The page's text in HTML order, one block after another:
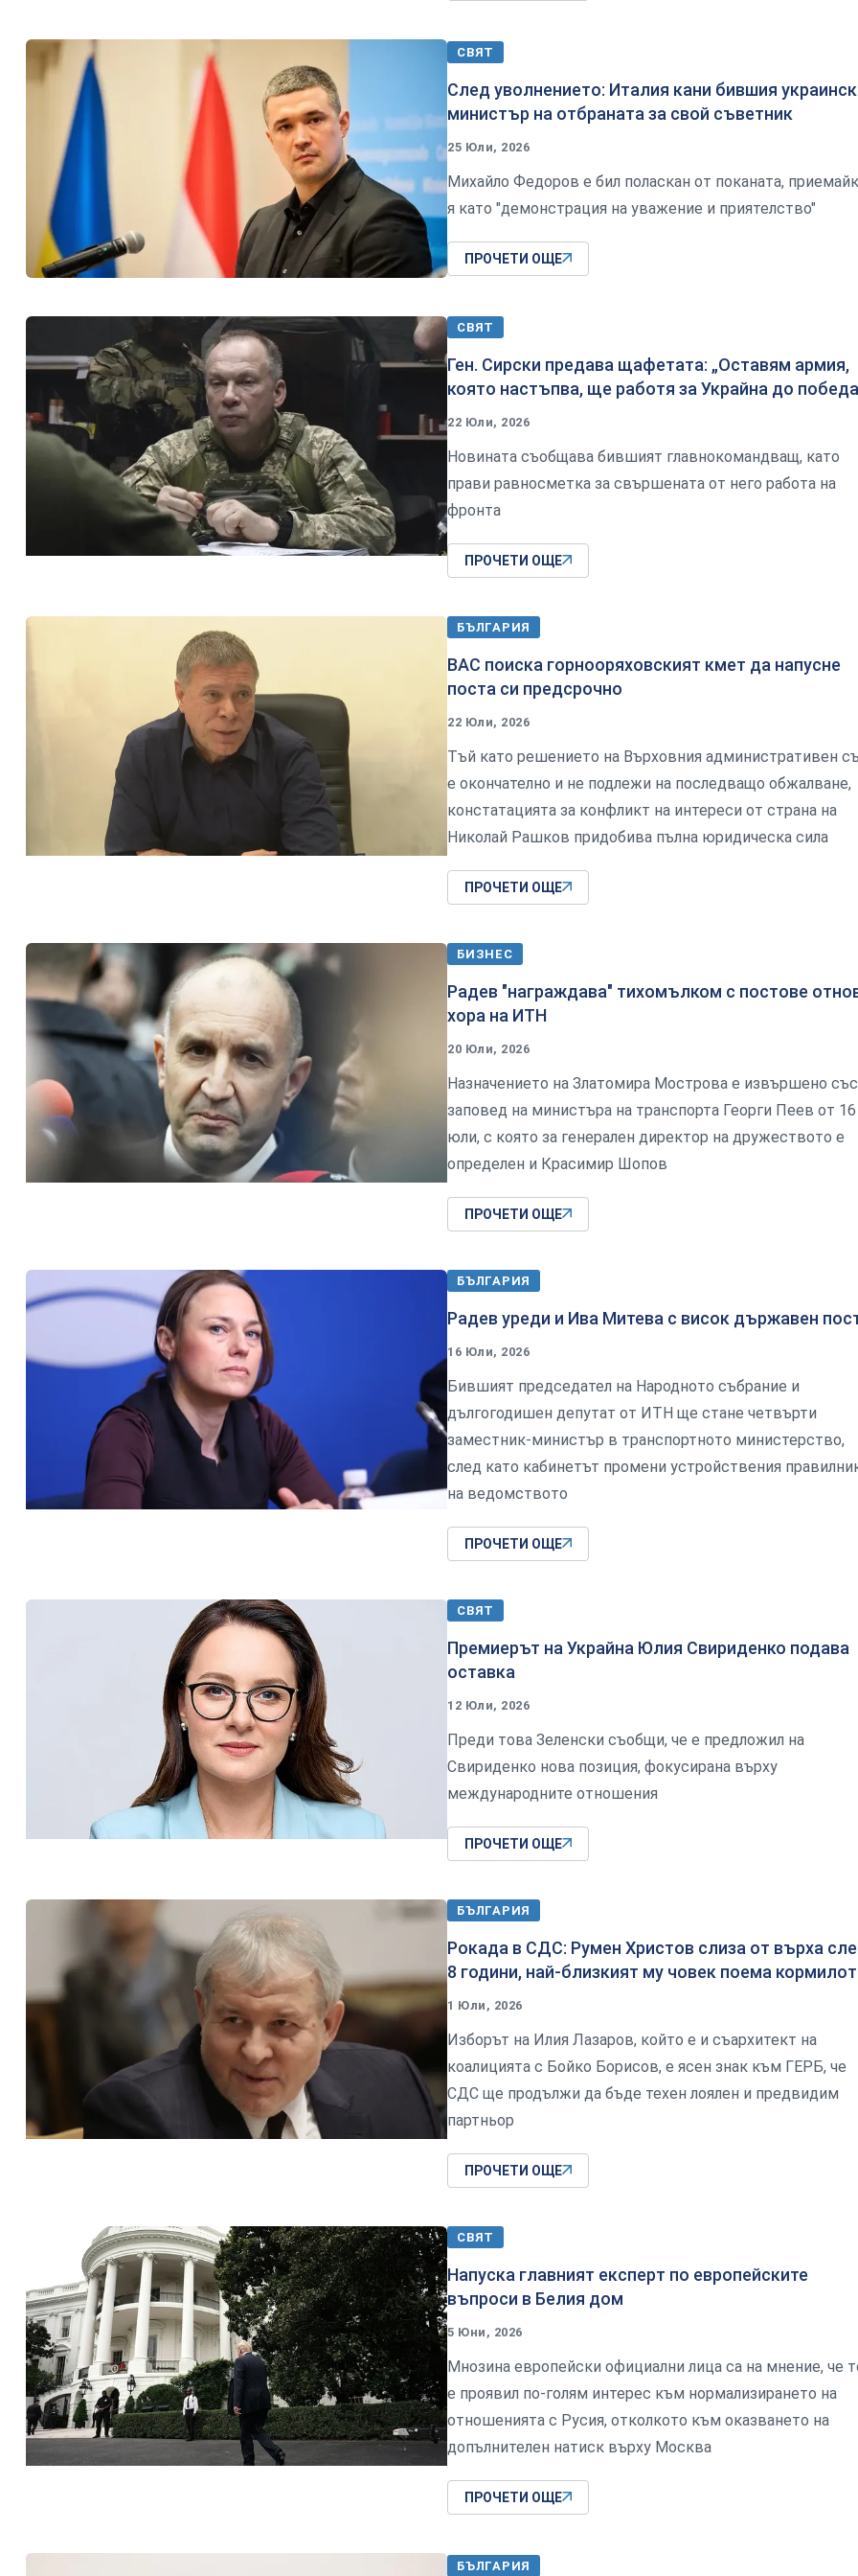
СВЯТ
След уволнението: Италия кани бившия
министър на отбраната за свой съветник
25 Юли, 2026
Михайло Федоров е бил поласкан от поканата,
я като "демонстрация на уважение и приятелство"
ПРОЧЕТИ ОЩЕ
СВЯТ
Ген. Сирски предава щафетата: „Оставям армия,
която настъпва, ще работя за Украйна до
22 Юли, 2026
Новината съобщава бившият главнокомандващ, като
прави равносметка за свършената от него работа на
фронта
ПРОЧЕТИ ОЩЕ
БЪЛГАРИЯ
ВАС поиска горнооряховският кмет да напусне
поста си предсрочно
22 Юли, 2026
Тъй като решението на Върховния административен
е окончателно и не подлежи на последващо обжалване,
констатацията за конфликт на интереси от страна на
Николай Рашков придобива пълна юридическа сила
ПРОЧЕТИ ОЩЕ
БИЗНЕС
Радев "награждава" тихомълком с постове
хора на ИТН
20 Юли, 2026
Назначението на Златомира Мострова е извършено със
заповед на министъра на транспорта Георги Пеев от 16
юли, с която за генерален директор на дружеството е
определен и Красимир Шопов
ПРОЧЕТИ ОЩЕ
БЪЛГАРИЯ
Радев уреди и Ива Митева с висок държавен
16 Юли, 2026
Бившият председател на Народното събрание и
дългогодишен депутат от ИТН ще стане четвърти
заместник-министър в транспортното министерство,
след като кабинетът промени устройствения
на ведомството
ПРОЧЕТИ ОЩЕ
СВЯТ
Премиерът на Украйна Юлия Свириденко подава
оставка
12 Юли, 2026
Преди това Зеленски съобщи, че е предложил на
Свириденко нова позиция, фокусирана върху
международните отношения
ПРОЧЕТИ ОЩЕ
БЪЛГАРИЯ
Рокада в СДС: Румен Христов слиза от върха
8 години, най-близкият му човек поема
1 Юли, 2026
Изборът на Илия Лазаров, който е и съархитект на
коалицията с Бойко Борисов, е ясен знак към ГЕРБ, че
СДС ще продължи да бъде техен лоялен и предвидим
партньор
ПРОЧЕТИ ОЩЕ
СВЯТ
Напуска главният експерт по европейските
въпроси в Белия дом
5 Юни, 2026
Мнозина европейски официални лица са на мнение, че
е проявил по-голям интерес към нормализирането на
отношенията с Русия, отколкото към оказването на
допълнителен натиск върху Москва
ПРОЧЕТИ ОЩЕ
БЪЛГАРИЯ